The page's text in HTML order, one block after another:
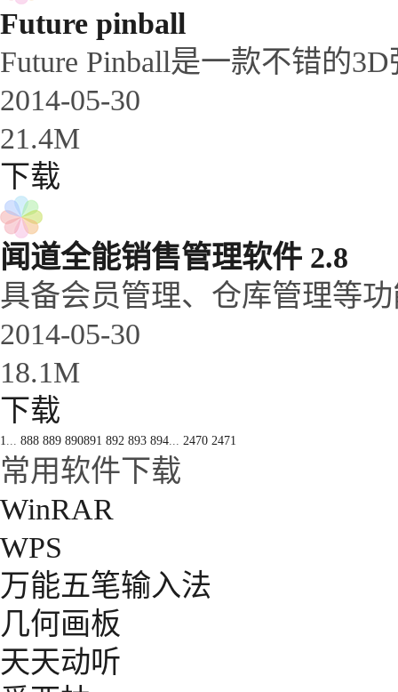
Future pinball
Future Pinball是一款不错的
2014-05-30
21.4M
下载
闻道全能销售管理软件 2.8
具备会员管理、仓库管理等
2014-05-30
18.1M
下载
1... 888 889 890891 892 893 894... 2470 2471
常用软件下载
WinRAR
WPS
万能五笔输入法
几何画板
天天动听